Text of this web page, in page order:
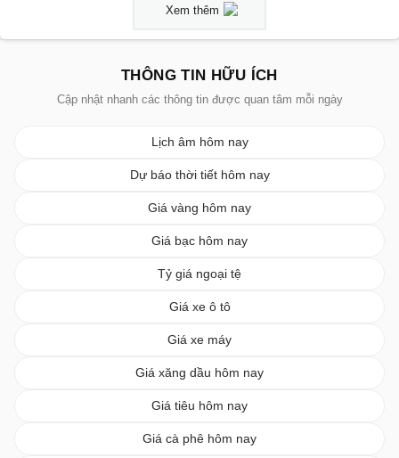
Xem thêm
THÔNG TIN HỮU ÍCH
Cập nhật nhanh các thông tin được quan tâm mỗi ngày
Lịch âm hôm nay
Dự báo thời tiết hôm nay
Giá vàng hôm nay
Giá bạc hôm nay
Tỷ giá ngoại tệ
Giá xe ô tô
Giá xe máy
Giá xăng dầu hôm nay
Giá tiêu hôm nay
Giá cà phê hôm nay